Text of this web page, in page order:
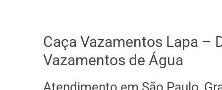
Caça Vazamentos Lapa –
Vazamentos de Água
Atendimento em São Paulo,